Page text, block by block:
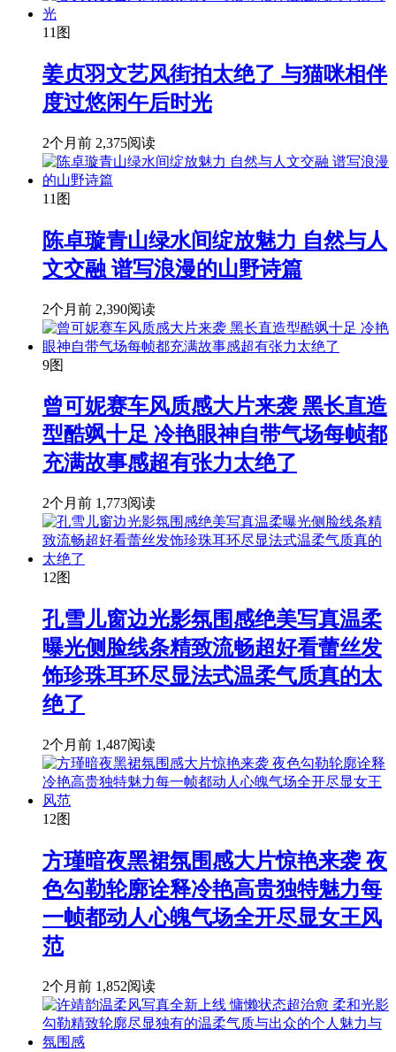
11图
姜贞羽文艺风街拍太绝了 与猫咪相伴
度过悠闲午后时光
2个月前 2,375阅读
11图
陈卓璇青山绿水间绽放魅力 自然与人
文交融 谱写浪漫的山野诗篇
2个月前 2,390阅读
9图
曾可妮赛车风质感大片来袭 黑长直造
型酷飒十足 冷艳眼神自带气场每帧都
充满故事感超有张力太绝了
2个月前 1,773阅读
12图
孔雪儿窗边光影氛围感绝美写真温柔
曝光侧脸线条精致流畅超好看蕾丝发
饰珍珠耳环尽显法式温柔气质真的太
绝了
2个月前 1,487阅读
12图
方瑾暗夜黑裙氛围感大片惊艳来袭 夜
色勾勒轮廓诠释冷艳高贵独特魅力每
一帧都动人心魄气场全开尽显女王风
范
2个月前 1,852阅读